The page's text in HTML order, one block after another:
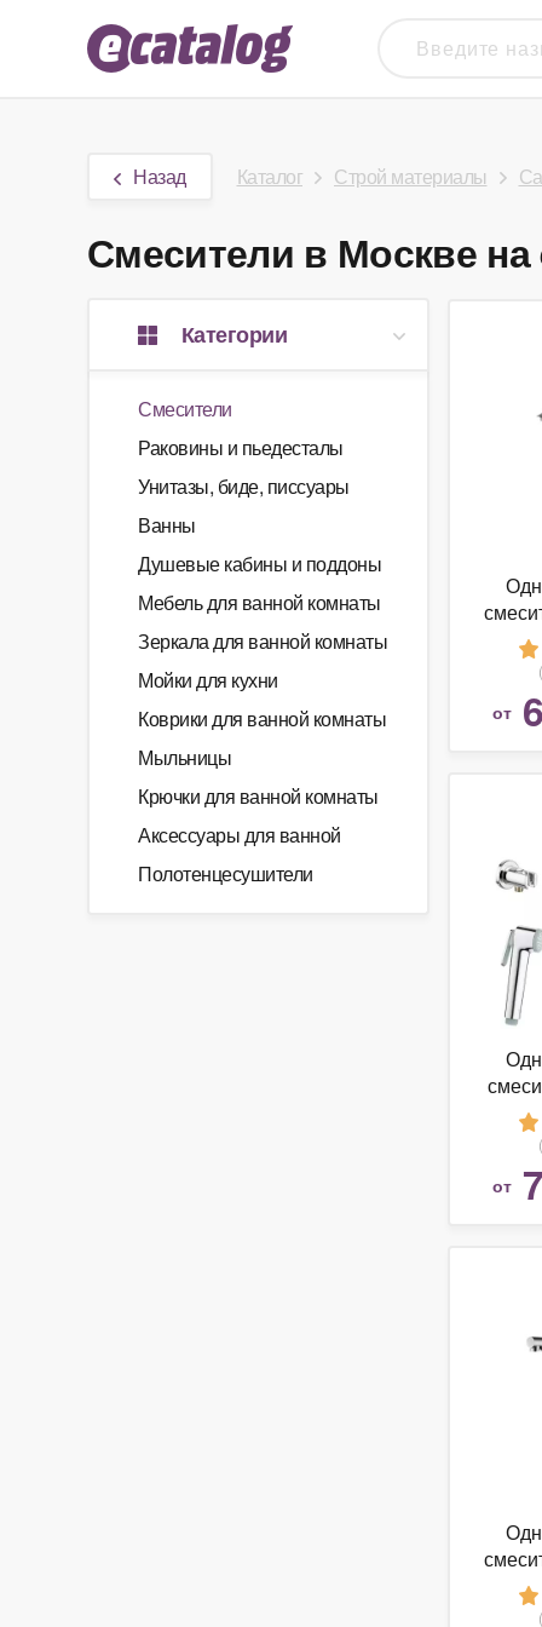
Назад Каталог Строй материалы
Смесители в Москве
Категории
Смесители
Раковины и пьедесталы
Унитазы, биде, писсуары
Ванны
Душевые кабины и поддоны
Мебель для ванной комнаты
Зеркала для ванной комнаты
Мойки для кухни
Коврики для ванной комнаты
Мыльницы
Крючки для ванной комнаты
Аксессуары для ванной
Полотенцесушители
от
от